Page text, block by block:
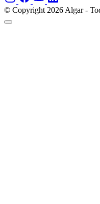
© Copyright 2026 Algar -